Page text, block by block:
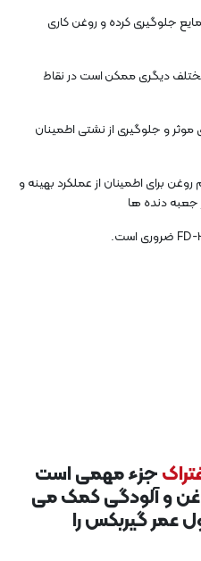
مایع جلوگیری کرده و روغن کاری
دیگری ممکن است در نقاط
و جلوگیری از نشتی اطمینان
برای اطمینان از عملکرد بهینه و
جعبه دنده ها
جزء مهمی است
و آلودگی کمک می
عمر گیربکس را